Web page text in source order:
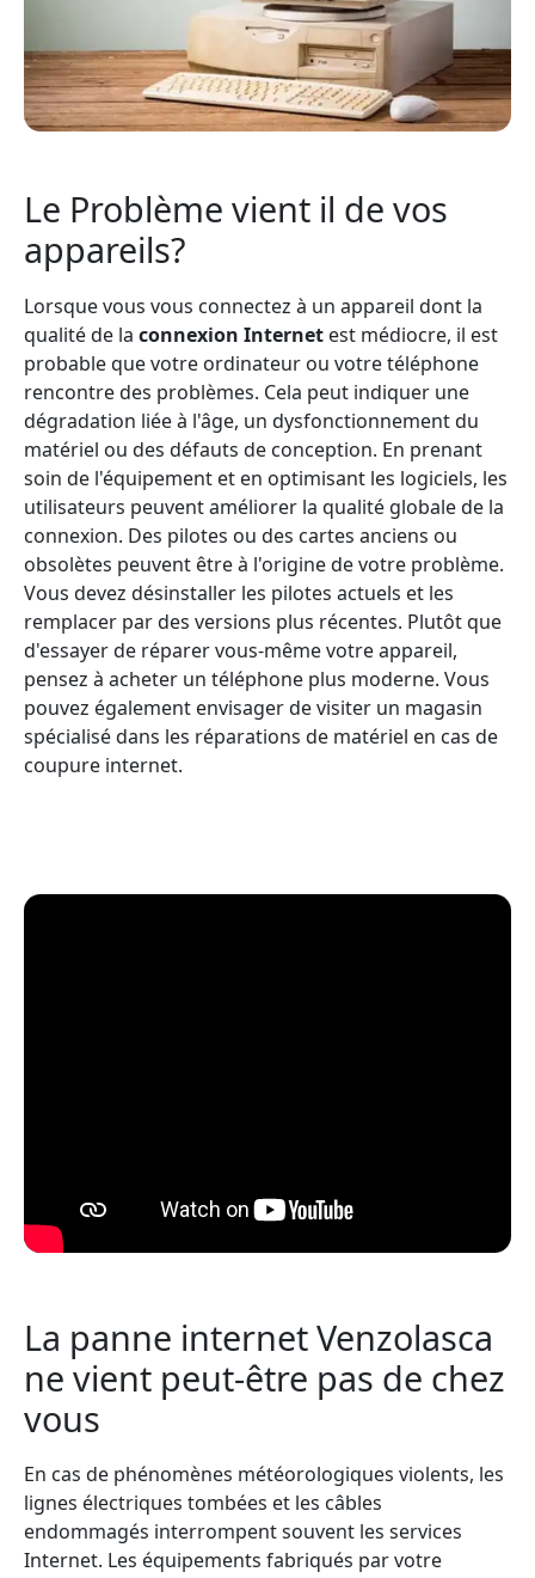
Le Problème vient il de vos
appareils?
Lorsque vous vous connectez à un appareil dont la
qualité de la connexion Internet est médiocre, il est
probable que votre ordinateur ou votre téléphone
rencontre des problèmes. Cela peut indiquer une
dégradation liée à l'âge, un dysfonctionnement du
matériel ou des défauts de conception. En prenant
soin de l'équipement et en optimisant les logiciels, les
utilisateurs peuvent améliorer la qualité globale de la
connexion. Des pilotes ou des cartes anciens ou
obsolètes peuvent être à l'origine de votre problème.
Vous devez désinstaller les pilotes actuels et les
remplacer par des versions plus récentes. Plutôt que
d'essayer de réparer vous-même votre appareil,
pensez à acheter un téléphone plus moderne. Vous
pouvez également envisager de visiter un magasin
spécialisé dans les réparations de matériel en cas de
coupure internet.
La panne internet Venzolasca
ne vient peut-être pas de chez
vous
En cas de phénomènes météorologiques violents, les
lignes électriques tombées et les câbles
endommagés interrompent souvent les services
Internet. Les équipements fabriqués par votre